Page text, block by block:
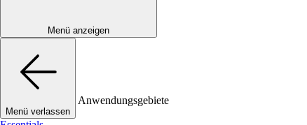
Menü anzeigen
Menü verlassen
Anwendungsgebiete